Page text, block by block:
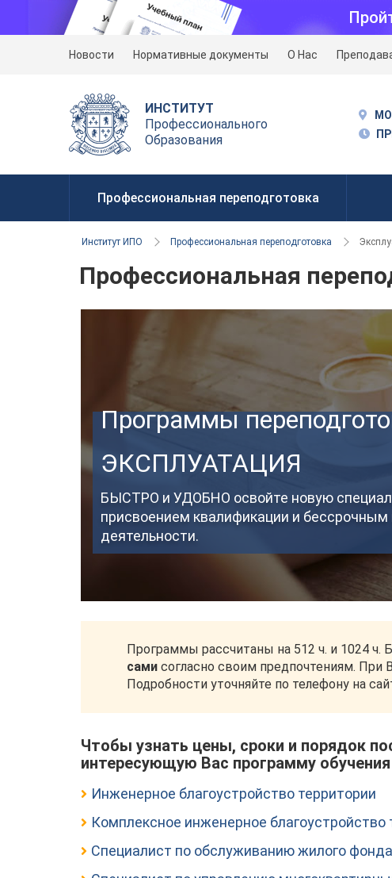
Новости Нормативные документы О Нас
ИНСТИТУТ
Профессионального
Образования
Профессиональная переподготовка
Институт ИПО Профессиональная переподготовка
Профессиональная
Программы
ЭКСПЛУАТАЦИЯ
БЫСТРО и УДОБНО освойте новую
присвоением квалификации и
деятельности.
Программы рассчитаны на 512 ч. и 1024 ч.
сами согласно своим предпочтениям.
Подробности уточняйте по телефону на
Чтобы узнать цены, сроки и порядок
интересующую Вас программу обучения
Инженерное благоустройство территории
Комплексное инженерное благоустройство
Специалист по обслуживанию жилого фонда